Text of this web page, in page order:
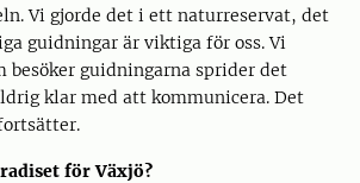
Vi gjorde det i ett naturreservat, det
guidningar är viktiga för oss. Vi
besöker guidningarna sprider det
klar med att kommunicera. Det
för Växjö?